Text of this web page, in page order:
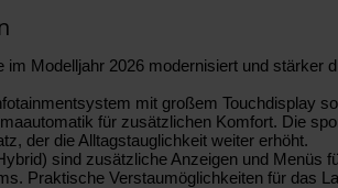
im Modelljahr 2026 modernisiert und
mit großem Touchdisplay
für zusätzlichen Komfort. Die
der die Alltagstauglichkeit weiter erhöht.
sind zusätzliche Anzeigen und Menüs
Praktische Verstaumöglichkeiten für das